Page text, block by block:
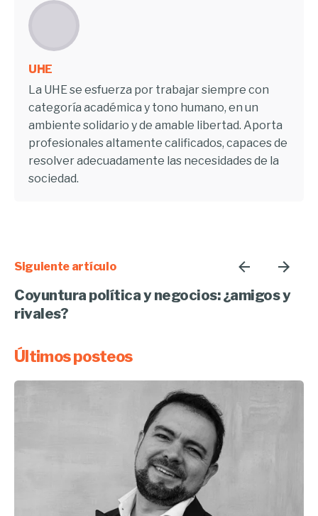
UHE
La UHE se esfuerza por trabajar siempre con
categoría académica y tono humano, en un
ambiente solidario y de amable libertad. Aporta
profesionales altamente calificados, capaces de
resolver adecuadamente las necesidades de la
sociedad.
Siguiente artículo
Coyuntura política y negocios: ¿amigos y
rivales?
Últimos posteos